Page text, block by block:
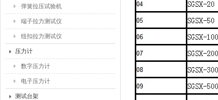
弹簧拉压试验机
端子拉力测试仪
纽扣拉力测试仪
压力计
数字压力计
电子压力计
测试台架